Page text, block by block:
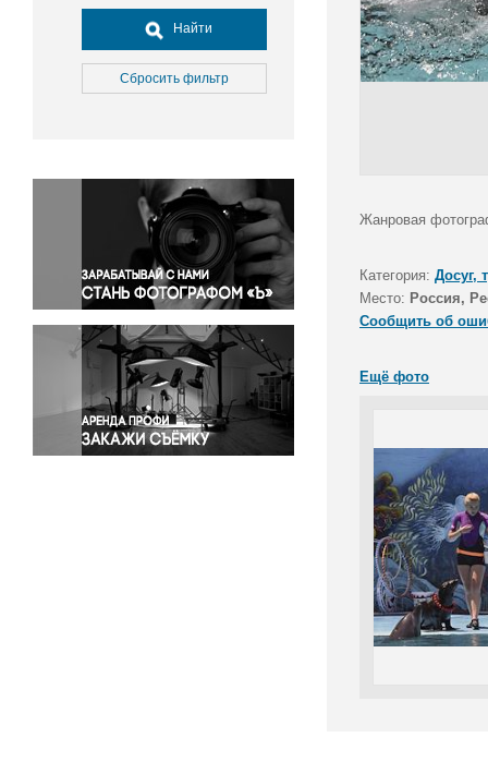
Досуг, туризм и отдых
Культура
Медицина
Окружающая среда
Политика
Правосудие
Происшествия и конфликты
Религия
Светская жизнь
Спорт
Экология
Экономика и бизнес
Найти
Сбросить фильтр
Жанровая
Категория: Досуг,
Место: Россия,
Сообщить об
Ещё фото